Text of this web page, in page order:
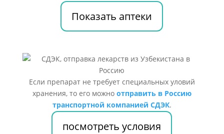
Показать аптеки
Если препарат не требует специальных уловий
хранения, то его можно отправить в Россию
транспортной компанией СДЭК.
посмотреть условия